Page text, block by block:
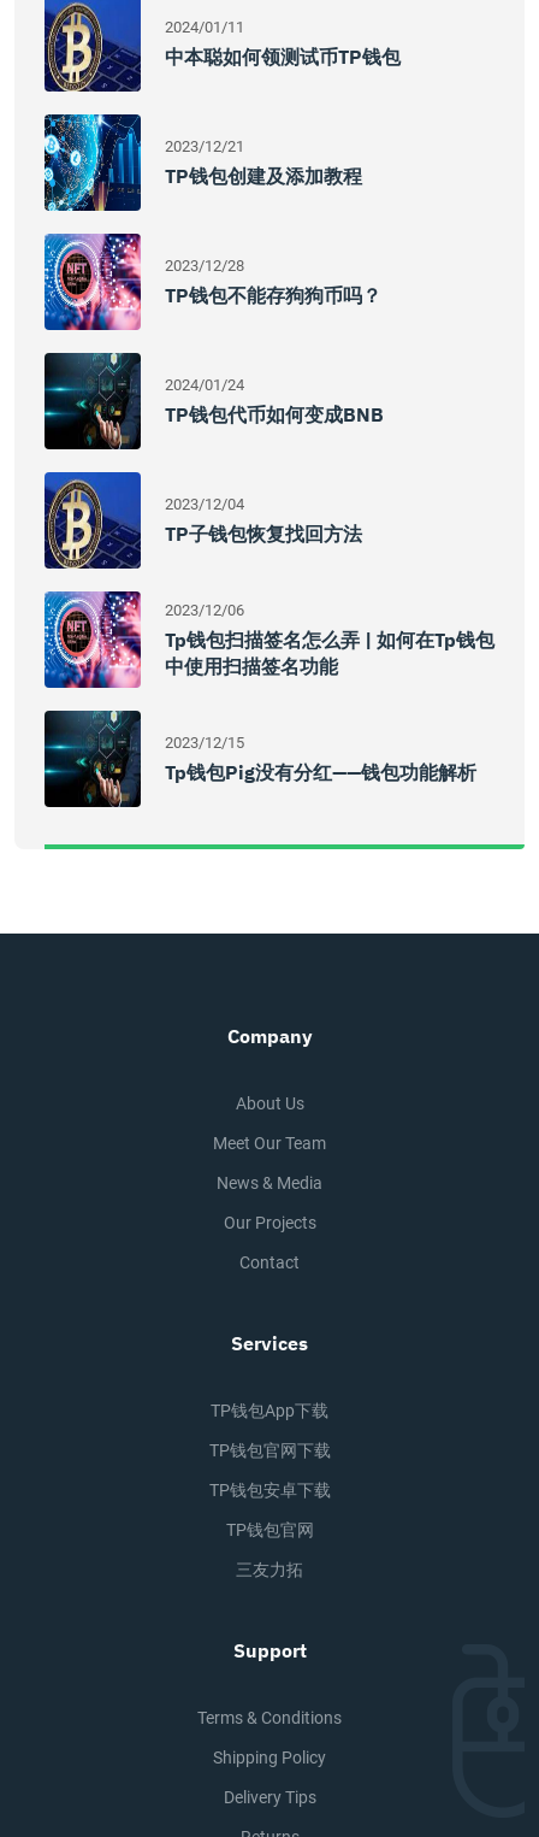
2024/01/11
中本聪如何领测试币TP钱包
2023/12/21
TP钱包创建及添加教程
2023/12/28
TP钱包不能存狗狗币吗？
2024/01/24
TP钱包代币如何变成BNB
2023/12/04
TP子钱包恢复找回方法
2023/12/06
Tp钱包扫描签名怎么弄 | 如何在tp钱包
中使用扫描签名功能
2023/12/15
Tp钱包pig没有分红——钱包功能解析
Company
About Us
Meet Our Team
News & Media
Our Projects
Contact
Services
TP钱包app下载
TP钱包官网下载
TP钱包安卓下载
TP钱包官网
三友力拓
Support
Terms & Conditions
Shipping Policy
Delivery Tips